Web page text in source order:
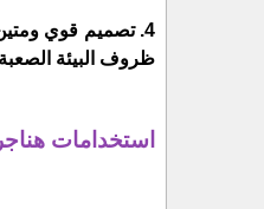
4. تصميم قوي
ظروف البيئة الصعبة
استخدامات